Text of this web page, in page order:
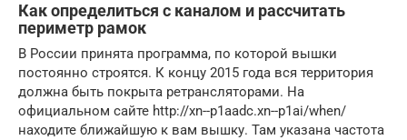
Как определиться с каналом и рассчитать
периметр рамок
В России принята программа, по которой вышки
постоянно строятся. К концу 2015 года вся территория
должна быть покрыта ретрансляторами. На
официальном сайте http://xn--p1aadc.xn--p1ai/when/
находите ближайшую к вам вышку. Там указана частота